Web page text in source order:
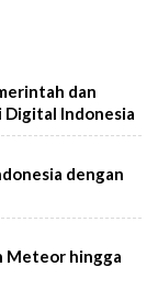
dan
Indonesia
dengan
Meteor hingga